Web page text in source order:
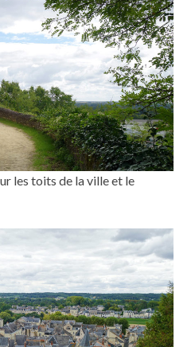
les toits de la ville et le